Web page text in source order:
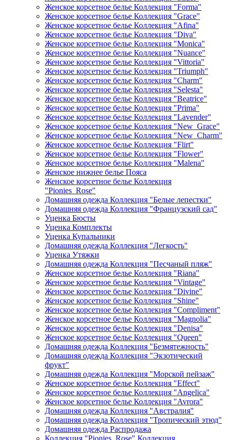
Женское корсетное белье Коллекция "Forma"
Женское корсетное белье Коллекция "Grace"
Женское корсетное белье Коллекция "Afina"
Женское корсетное белье Коллекция "Diva"
Женское корсетное белье Коллекция "Monica"
Женское корсетное белье Коллекция "Nuance"
Женское корсетное белье Коллекция "Vittoria"
Женское корсетное белье Коллекция "Triumph"
Женское корсетное белье Коллекция "Charm"
Женское корсетное белье Коллекция "Selesta"
Женское корсетное белье Коллекция "Beatrice"
Женское корсетное белье Коллекция "Prima"
Женское корсетное белье Коллекция "Lavender"
Женское корсетное белье Коллекция "New_Grace"
Женское корсетное белье Коллекция "New_Charm"
Женское корсетное белье Коллекция "Flirt"
Женское корсетное белье Коллекция "Flower"
Женское корсетное белье Коллекция "Malena"
Женское нижнее белье Пояса
Женское корсетное белье Коллекция
"Pionies_Rose"
Домашняя одежда Коллекция "Белые лепестки"
Домашняя одежда Коллекция "Французский сад"
Уценка Бюсты
Уценка Комплекты
Уценка Купальники
Домашняя одежда Коллекция "Легкость"
Уценка Утяжки
Домашняя одежда Коллекция "Песчаный пляж"
Женское корсетное белье Коллекция "Riana"
Женское корсетное белье Коллекция "Vintage"
Женское корсетное белье Коллекция "Divine"
Женское корсетное белье Коллекция "Shine"
Женское корсетное белье Коллекция "Compliment"
Женское корсетное белье Коллекция "Magnolia"
Женское корсетное белье Коллекция "Denisa"
Женское корсетное белье Коллекция "Queen"
Домашняя одежда Коллекция "Безмятежность"
Домашняя одежда Коллекция "Экзотический
фрукт"
Домашняя одежда Коллекция "Морской пейзаж"
Женское корсетное белье Коллекция "Effect"
Женское корсетное белье Коллекция "Angelica"
Женское корсетное белье Коллекция "Avrora"
Домашняя одежда Коллекция "Австралия"
Домашняя одежда Коллекция "Тропический этюд"
Домашняя одежда Распродажа
Коллекция "Pionies_Rose" Коллекция